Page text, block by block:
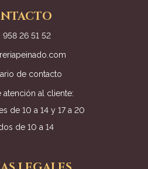
958 26 51 52
de contacto
atención al cliente:
de 10 a 14 y 17 a 20
de 10 a 14